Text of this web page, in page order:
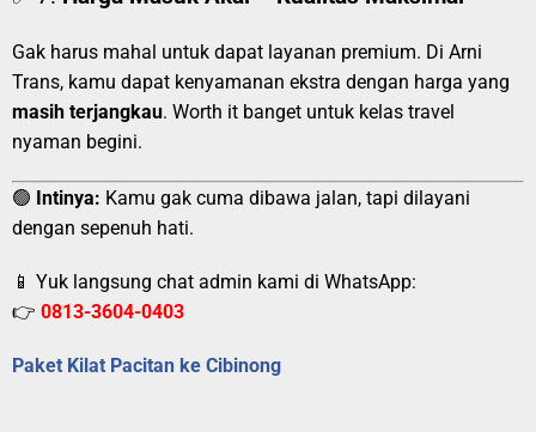
Gak harus mahal untuk dapat layanan premium. Di Arni
Trans, kamu dapat kenyamanan ekstra dengan harga yang
masih terjangkau. Worth it banget untuk kelas travel
nyaman begini.
🟢 Intinya: Kamu gak cuma dibawa jalan, tapi dilayani
dengan sepenuh hati.
📱 Yuk langsung chat admin kami di WhatsApp:
👉 0813-3604-0403
Paket Kilat Pacitan ke Cibinong